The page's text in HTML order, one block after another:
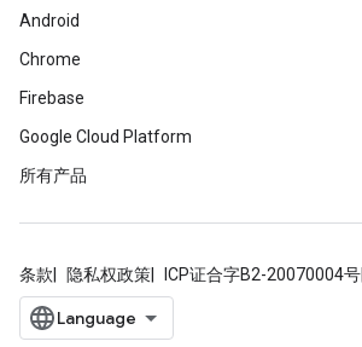
Android
Chrome
Firebase
Google Cloud Platform
所有产品
条款 隐私权政策 ICP证合字B2-20070004号